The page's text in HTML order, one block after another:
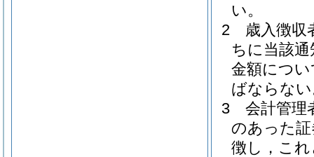
い。
2
歳入徴収
ちに当該
金額につ
ばならな
3
会計管理
のあった
徴し，こ